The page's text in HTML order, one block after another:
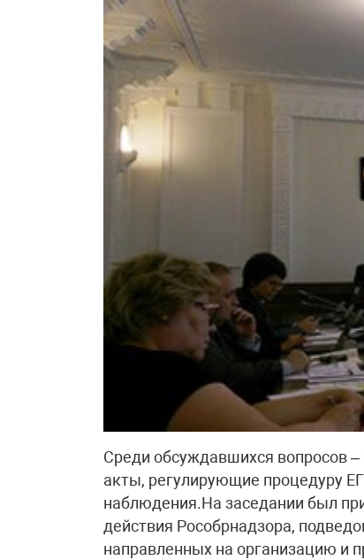
Среди обсуждавшихся вопросов
акты, регулирующие процедуру
наблюдения.На заседании был
действия Рособрнадзора,
направленных на организацию и